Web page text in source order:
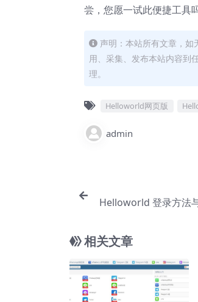
尝，您愿一试此便捷工具
声明：本站所有文章，
用、采集、发布本站内容到
理。
Helloworld网页版
admin
Helloworld 登录方法
相关文章